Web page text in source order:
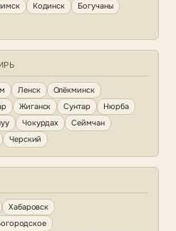
Кодинск
Богучаны
Ленск
Олёкминск
Жиганск Сунтар
Нюрба
Чокурдах
Сеймчан
Черский
Хабаровск